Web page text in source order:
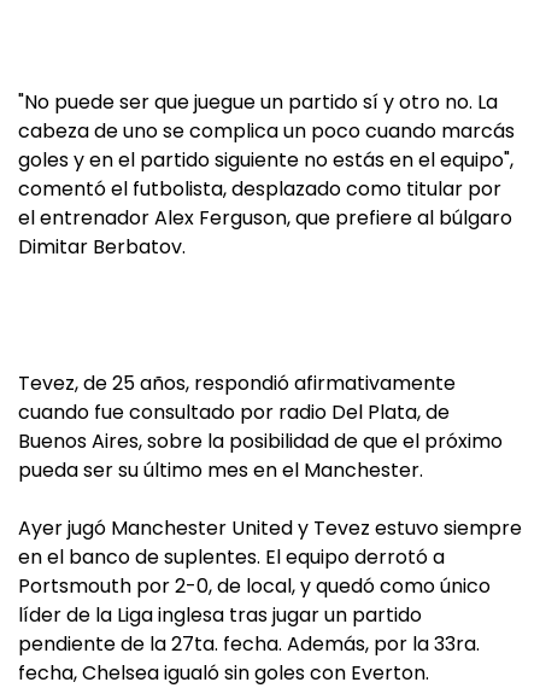
"No puede ser que juegue un partido sí y otro no. La
cabeza de uno se complica un poco cuando marcás
goles y en el partido siguiente no estás en el equipo",
comentó el futbolista, desplazado como titular por
el entrenador Alex Ferguson, que prefiere al búlgaro
Dimitar Berbatov.
Tevez, de 25 años, respondió afirmativamente
cuando fue consultado por radio Del Plata, de
Buenos Aires, sobre la posibilidad de que el próximo
pueda ser su último mes en el Manchester.
Ayer jugó Manchester United y Tevez estuvo siempre
en el banco de suplentes. El equipo derrotó a
Portsmouth por 2-0, de local, y quedó como único
líder de la Liga inglesa tras jugar un partido
pendiente de la 27ta. fecha. Además, por la 33ra.
fecha, Chelsea igualó sin goles con Everton.